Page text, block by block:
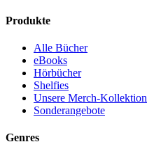
Produkte
Alle Bücher
eBooks
Hörbücher
Shelfies
Unsere Merch-Kollektion
Sonderangebote
Genres